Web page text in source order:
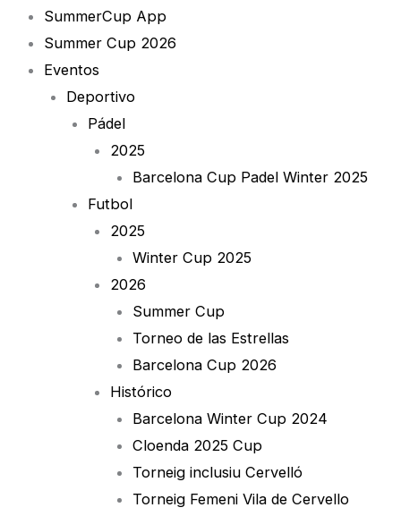
SummerCup App
Summer Cup 2026
Eventos
Deportivo
Pádel
2025
Barcelona Cup Padel Winter 2025
Futbol
2025
Winter Cup 2025
2026
Summer Cup
Torneo de las Estrellas
Barcelona Cup 2026
Histórico
Barcelona Winter Cup 2024
Cloenda 2025 Cup
Torneig inclusiu Cervelló
Torneig Femeni Vila de Cervello